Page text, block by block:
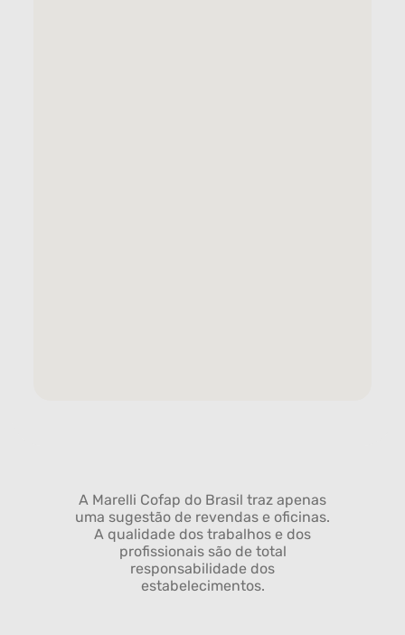
A Marelli Cofap do Brasil traz apenas
uma sugestão de revendas e oficinas.
A qualidade dos trabalhos e dos
profissionais são de total
responsabilidade dos
estabelecimentos.